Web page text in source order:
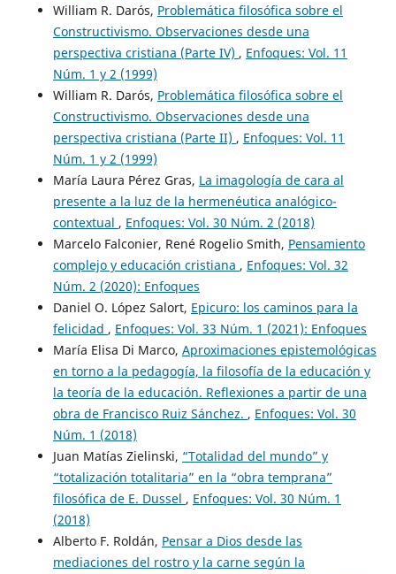
William R. Darós, Problemática filosófica sobre el
Constructivismo. Observaciones desde una
perspectiva cristiana (Parte IV) , Enfoques: Vol. 11
Núm. 1 y 2 (1999)
William R. Darós, Problemática filosófica sobre el
Constructivismo. Observaciones desde una
perspectiva cristiana (Parte II) , Enfoques: Vol. 11
Núm. 1 y 2 (1999)
María Laura Pérez Gras, La imagología de cara al
presente a la luz de la hermenéutica analógico-
contextual , Enfoques: Vol. 30 Núm. 2 (2018)
Marcelo Falconier, René Rogelio Smith, Pensamiento
complejo y educación cristiana , Enfoques: Vol. 32
Núm. 2 (2020): Enfoques
Daniel O. López Salort, Epicuro: los caminos para la
felicidad , Enfoques: Vol. 33 Núm. 1 (2021): Enfoques
María Elisa Di Marco, Aproximaciones epistemológicas
en torno a la pedagogía, la filosofía de la educación y
la teoría de la educación. Reflexiones a partir de una
obra de Francisco Ruiz Sánchez. , Enfoques: Vol. 30
Núm. 1 (2018)
Juan Matías Zielinski, “Totalidad del mundo” y
“totalización totalitaria” en la “obra temprana”
filosófica de E. Dussel , Enfoques: Vol. 30 Núm. 1
(2018)
Alberto F. Roldán, Pensar a Dios desde las
mediaciones del rostro y la carne según la